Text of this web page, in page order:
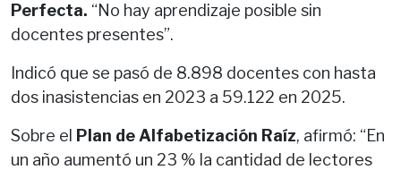
Perfecta. “No hay aprendizaje posible sin
docentes presentes”.
Indicó que se pasó de 8.898 docentes con hasta
dos inasistencias en 2023 a 59.122 en 2025.
Sobre el Plan de Alfabetización Raíz, afirmó: “En
un año aumentó un 23 % la cantidad de lectores